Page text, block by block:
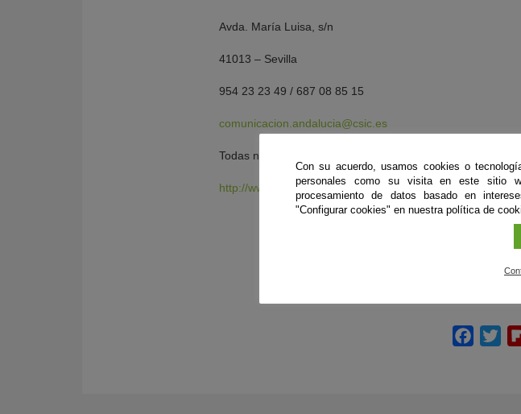
Avda. María Luisa, s/n
41013 – Sevilla
954 23 23 49 / 687 08 85 15
comunicacion.andalucia@csic.es
Todas nuestras actividades y novedades en la
http://www.casadelaciencia.csic.es/
Con su acuerdo, usamos cookies o
personales como su visita en este sitio
procesamiento de datos basado en
"Configurar cookies" en nuestra política de